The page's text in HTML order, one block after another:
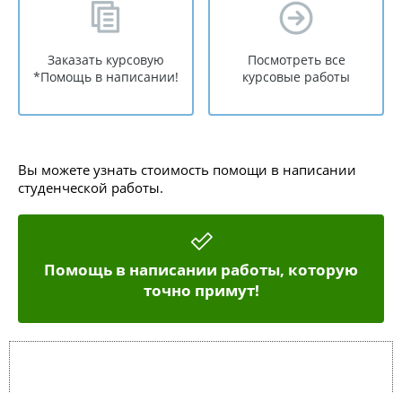
Заказать курсовую
*Помощь в написании!
Посмотреть все
курсовые работы
Вы можете узнать стоимость помощи в написании
студенческой работы.
Помощь в написании работы, которую
точно примут!